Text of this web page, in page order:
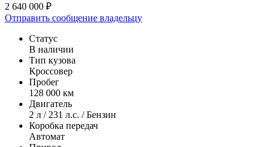
2 640 000 ₽
Отправить сообщение владельцу
Статус
В наличии
Тип кузова
Кроссовер
Пробег
128 000 км
Двигатель
2 л / 231 л.с. / Бензин
Коробка передач
Автомат